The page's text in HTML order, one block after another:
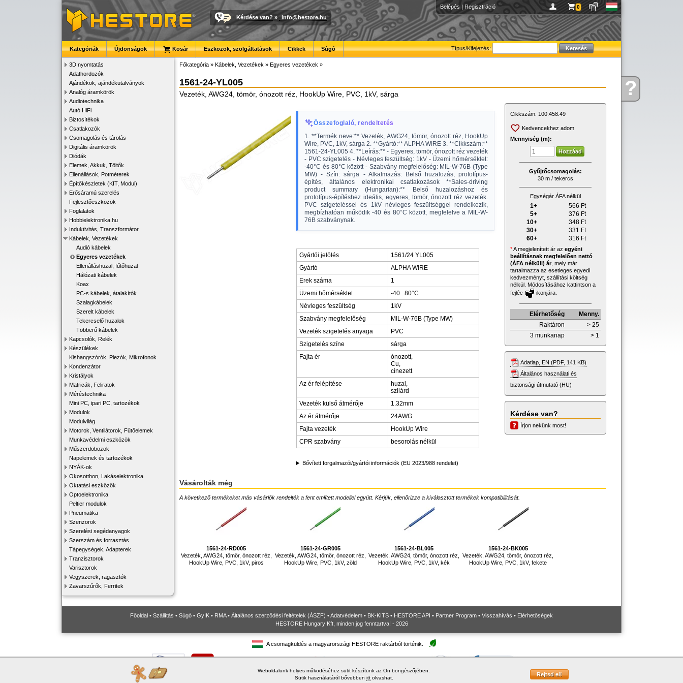
Kérdése?
Belépés | Regisztráció 0
Kérdése van? » info@hestore.hu
Típus/Kifejezés:
Kategóriák Újdonságok Kosár Eszközök, szolgáltatások Cikkek Súgó
3D nyomtatás
Adathordozók
Ajándékok, ajándékutalványok
Analóg áramkörök
Audiotechnika
Autó HiFi
Biztosítékok
Csatlakozók
Csomagolás és tárolás
Digitális áramkörök
Diódák
Elemek, Akkuk, Töltők
Ellenállások, Potméterek
Építőkészletek (KIT, Modul)
Erősáramú szerelés
Fejlesztőeszközök
Foglalatok
Hobbielektronika.hu
Induktivitás, Transzformátor
Kábelek, Vezetékek
Audió kábelek
Egyeres vezetékek
Ellenálláshuzal, fűtőhuzal
Hálózati kábelek
Koax
PC-s kábelek, átalakítók
Szalagkábelek
Szerelt kábelek
Tekercselő huzalok
Többerű kábelek
Kapcsolók, Relék
Készülékek
Kishangszórók, Piezók, Mikrofonok
Kondenzátor
Kristályok
Matricák, Feliratok
Méréstechnika
Mini PC, ipari PC, tartozékok
Modulok
Modulvilág
Motorok, Ventilátorok, Fűtőelemek
Munkavédelmi eszközök
Műszerdobozok
Napelemek és tartozékok
NYÁK-ok
Okosotthon, Lakáselektronika
Oktatási eszközök
Optoelektronika
Peltier modulok
Pneumatika
Szenzorok
Szerelési segédanyagok
Szerszám és forrasztás
Tápegységek, Adapterek
Tranzisztorok
Varisztorok
Vegyszerek, ragasztók
Zavarszűrők, Ferritek
Főkategória » Kábelek, Vezetékek » Egyeres vezetékek »
1561-24-YL005
Vezeték, AWG24, tömör, ónozott réz, HookUp Wire, PVC, 1kV, sárga
Összefoglaló, rendeltetés
1. **Termék neve:** Vezeték, AWG24, tömör, ónozott réz, HookUp
Wire, PVC, 1kV, sárga 2. **Gyártó:** ALPHA WIRE 3. **Cikkszám:**
1561-24-YL005 4. **Leírás:** - Egyeres, tömör, ónozott réz vezeték
- PVC szigetelés - Névleges feszültség: 1kV - Üzemi hőmérséklet:
-40°C és 80°C között - Szabvány megfelelőség: MIL-W-76B (Type
MW) - Szín: sárga - Alkalmazás: Belső huzalozás, prototípus-
építés, általános elektronikai csatlakozások **Sales-driving
product summary (Hungarian):** Belső huzalozáshoz és
prototípus-építéshez ideális, egyeres, tömör, ónozott réz vezeték.
PVC szigeteléssel és 1kV névleges feszültséggel rendelkezik,
megbízhatóan működik -40 és 80°C között, megfelelve a MIL-W-
76B szabványnak.
Gyártói jelölés
1561/24 YL005
Gyártó
ALPHA WIRE
Erek száma
1
Üzemi hőmérséklet
-40...80°C
Névleges feszültség
1kV
Szabvány megfelelőség
MIL-W-76B (Type MW)
Vezeték szigetelés anyaga
PVC
Szigetelés színe
sárga
Fajta ér
ónozott,
Cu,
cinezett
Az ér felépítése
huzal,
szilárd
Vezeték külső átmérője
1.32mm
Az ér átmérője
24AWG
Fajta vezeték
HookUp Wire
CPR szabvány
besorolás nélkül
Bővített forgalmazói/gyártói információk (EU 2023/988 rendelet)
Cikkszám: 100.458.49
Kedvencekhez adom
Mennyiség (m):
Gyűjtőcsomagolás:
30 m / tekercs
Egységár ÁFA nélkül
1+ 566 Ft
5+
376 Ft
10+
348 Ft
30+
331 Ft
60+
316 Ft
*A megjelenített ár az egyéni
beállításnak megfelelően nettó
(ÁFA nélküli) ár, mely már
tartalmazza az esetleges egyedi
kedvezményt, szállítási költség
nélkül. Módosításához kattintson a
fejléc
ikonjára.
Elérhetőség
Menny.
Raktáron
> 25
3 munkanap
> 1
Adatlap, EN (PDF, 141 KB)
Általános használati és
biztonsági útmutató (HU)
Kérdése van?
Írjon nekünk most!
Vásárolták még
A következő termékeket más vásárlók rendelték a fent említett modellel együtt. Kérjük, ellenőrizze a kiválasztott termékek kompatibilitását.
1561-24-RD005
Vezeték, AWG24, tömör, ónozott réz,
HookUp Wire, PVC, 1kV, piros
1561-24-GR005
Vezeték, AWG24, tömör, ónozott réz,
HookUp Wire, PVC, 1kV, zöld
1561-24-BL005
Vezeték, AWG24, tömör, ónozott réz,
HookUp Wire, PVC, 1kV, kék
1561-24-BK005
Vezeték, AWG24, tömör, ónozott réz,
HookUp Wire, PVC, 1kV, fekete
Főoldal • Szállítás • Súgó • GyIK • RMA• Általános szerződési feltételek (ÁSZF) •Adatvédelem • BK-KITS • HESTORE API • Partner Program • Visszahívás • Elérhetőségek
HESTORE Hungary Kft, minden jog fenntartva! - 2026
Weboldalunk helyes működéséhez sütit készítünk az Ön böngészőjében.
Sütik használatáról bővebben ittolvashat.
A csomagküldés a magyarországi HESTORE raktárból történik.